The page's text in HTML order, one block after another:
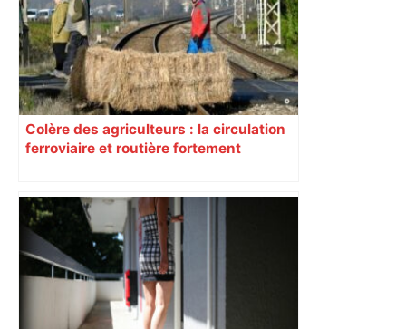
Colère des agriculteurs : la circulation
ferroviaire et routière fortement